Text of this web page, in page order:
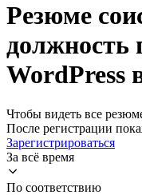
Резюме
должность
WordPress
Чтобы видеть все
После регистрации
Зарегистрироваться
За всё время
По соответствию